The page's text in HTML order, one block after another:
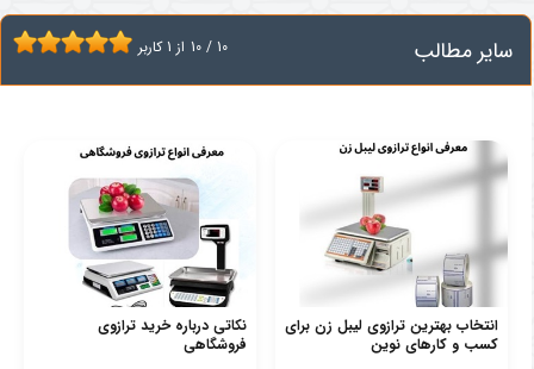
سایر مطالب 10 / 10 از 1 کاربر
انتخاب بهترین ترازوی لیبل زن برای
کسب و کارهای نوین
نکاتی درباره خرید ترازوی
فروشگاهی